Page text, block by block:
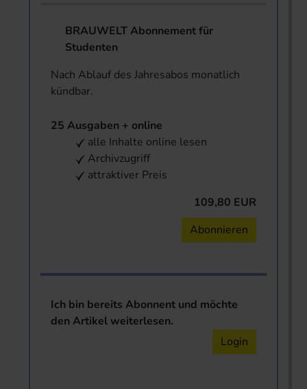
BRAUWELT Abonnement für
Studenten
Nach Ablauf des Jahresabos monatlich
kündbar.
25 Ausgaben + online
alle Inhalte online lesen
Archivzugriff
attraktiver Preis
109,80 EUR
Abonnieren
Ich bin bereits Abonnent und möchte
den Artikel weiterlesen.
Login